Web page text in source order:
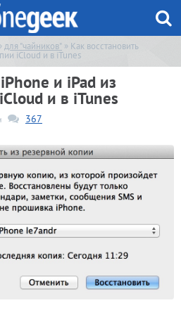
для "чайников" » Как восстановить
iCloud и в iTunes
и iPad из
и в iTunes
367